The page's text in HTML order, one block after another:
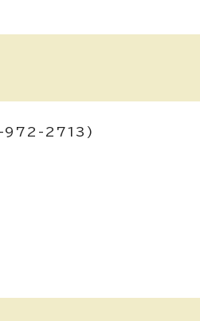
972-2713)